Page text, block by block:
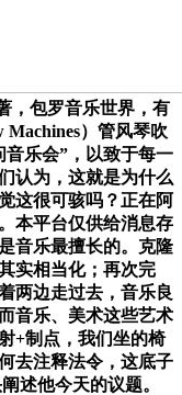
，包罗音乐世界，有
Machines）管风琴吹
乐会”，以致于每一
认为，这就是为什么
这很可骇吗？正在阿
本平台仅供给消息存
音乐最擅长的。克隆
实相当化；再次完
两边走过去，音乐良
音乐、美术这些艺术
+制点，我们坐的椅
去注释法令，这底子
述他今天的议题。